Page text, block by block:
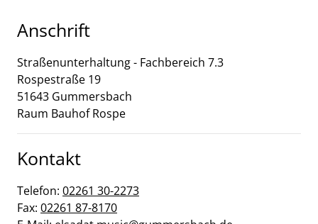
Anschrift
Straßenunterhaltung - Fachbereich 7.3
Rospestraße 19
51643 Gummersbach
Raum Bauhof Rospe
Kontakt
Telefon: 02261 30-2273
Fax: 02261 87-8170